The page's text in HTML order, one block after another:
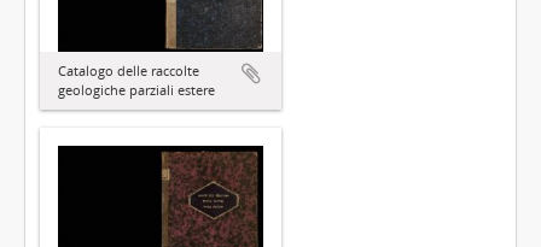
Catalogo delle raccolte
geologiche parziali estere